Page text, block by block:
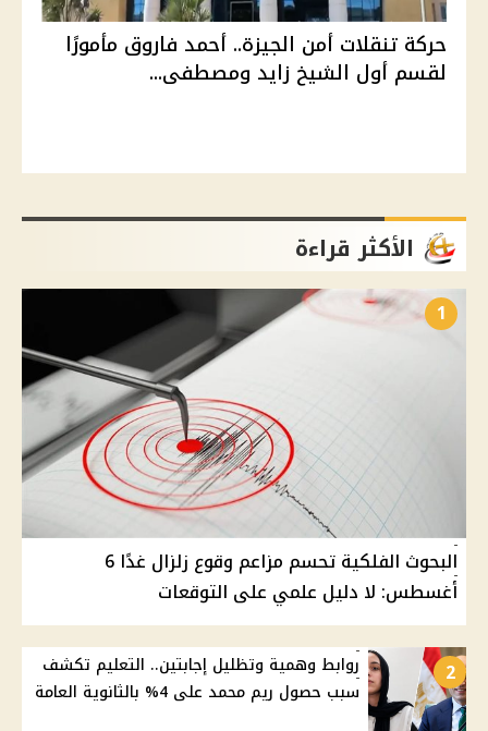
حركة تنقلات أمن الجيزة.. أحمد فاروق مأمورًا
لقسم أول الشيخ زايد ومصطفى...
الأكثر قراءة
1
البحوث الفلكية تحسم مزاعم وقوع زلزال غدًا 6
أغسطس: لا دليل علمي على التوقعات
2
روابط وهمية وتظليل إجابتين.. التعليم تكشف
سبب حصول ريم محمد على 4% بالثانوية العامة